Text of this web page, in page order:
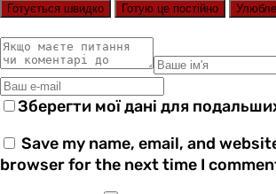
Готується швидко
Готую це постійно
Зберегти мої дані для
Save my name, email, and
browser for the next time I